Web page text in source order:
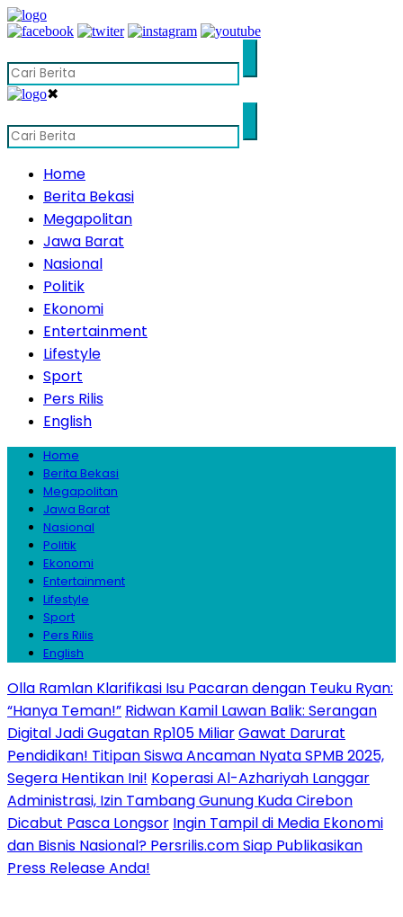
✖
Home
Berita Bekasi
Megapolitan
Jawa Barat
Nasional
Politik
Ekonomi
Entertainment
Lifestyle
Sport
Pers Rilis
English
Home
Berita Bekasi
Megapolitan
Jawa Barat
Nasional
Politik
Ekonomi
Entertainment
Lifestyle
Sport
Pers Rilis
English
Olla Ramlan Klarifikasi Isu Pacaran dengan Teuku Ryan:
“Hanya Teman!” Ridwan Kamil Lawan Balik: Serangan
Digital Jadi Gugatan Rp105 MiliarGawat Darurat
Pendidikan! Titipan Siswa Ancaman Nyata SPMB 2025,
Segera Hentikan Ini! Koperasi Al-Azhariyah Langgar
Administrasi, Izin Tambang Gunung Kuda Cirebon
Dicabut Pasca Longsor Ingin Tampil di Media Ekonomi
dan Bisnis Nasional? Persrilis.com Siap Publikasikan
Press Release Anda!